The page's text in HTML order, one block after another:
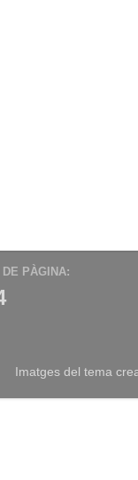
PÀGINA:
Imatges del tema